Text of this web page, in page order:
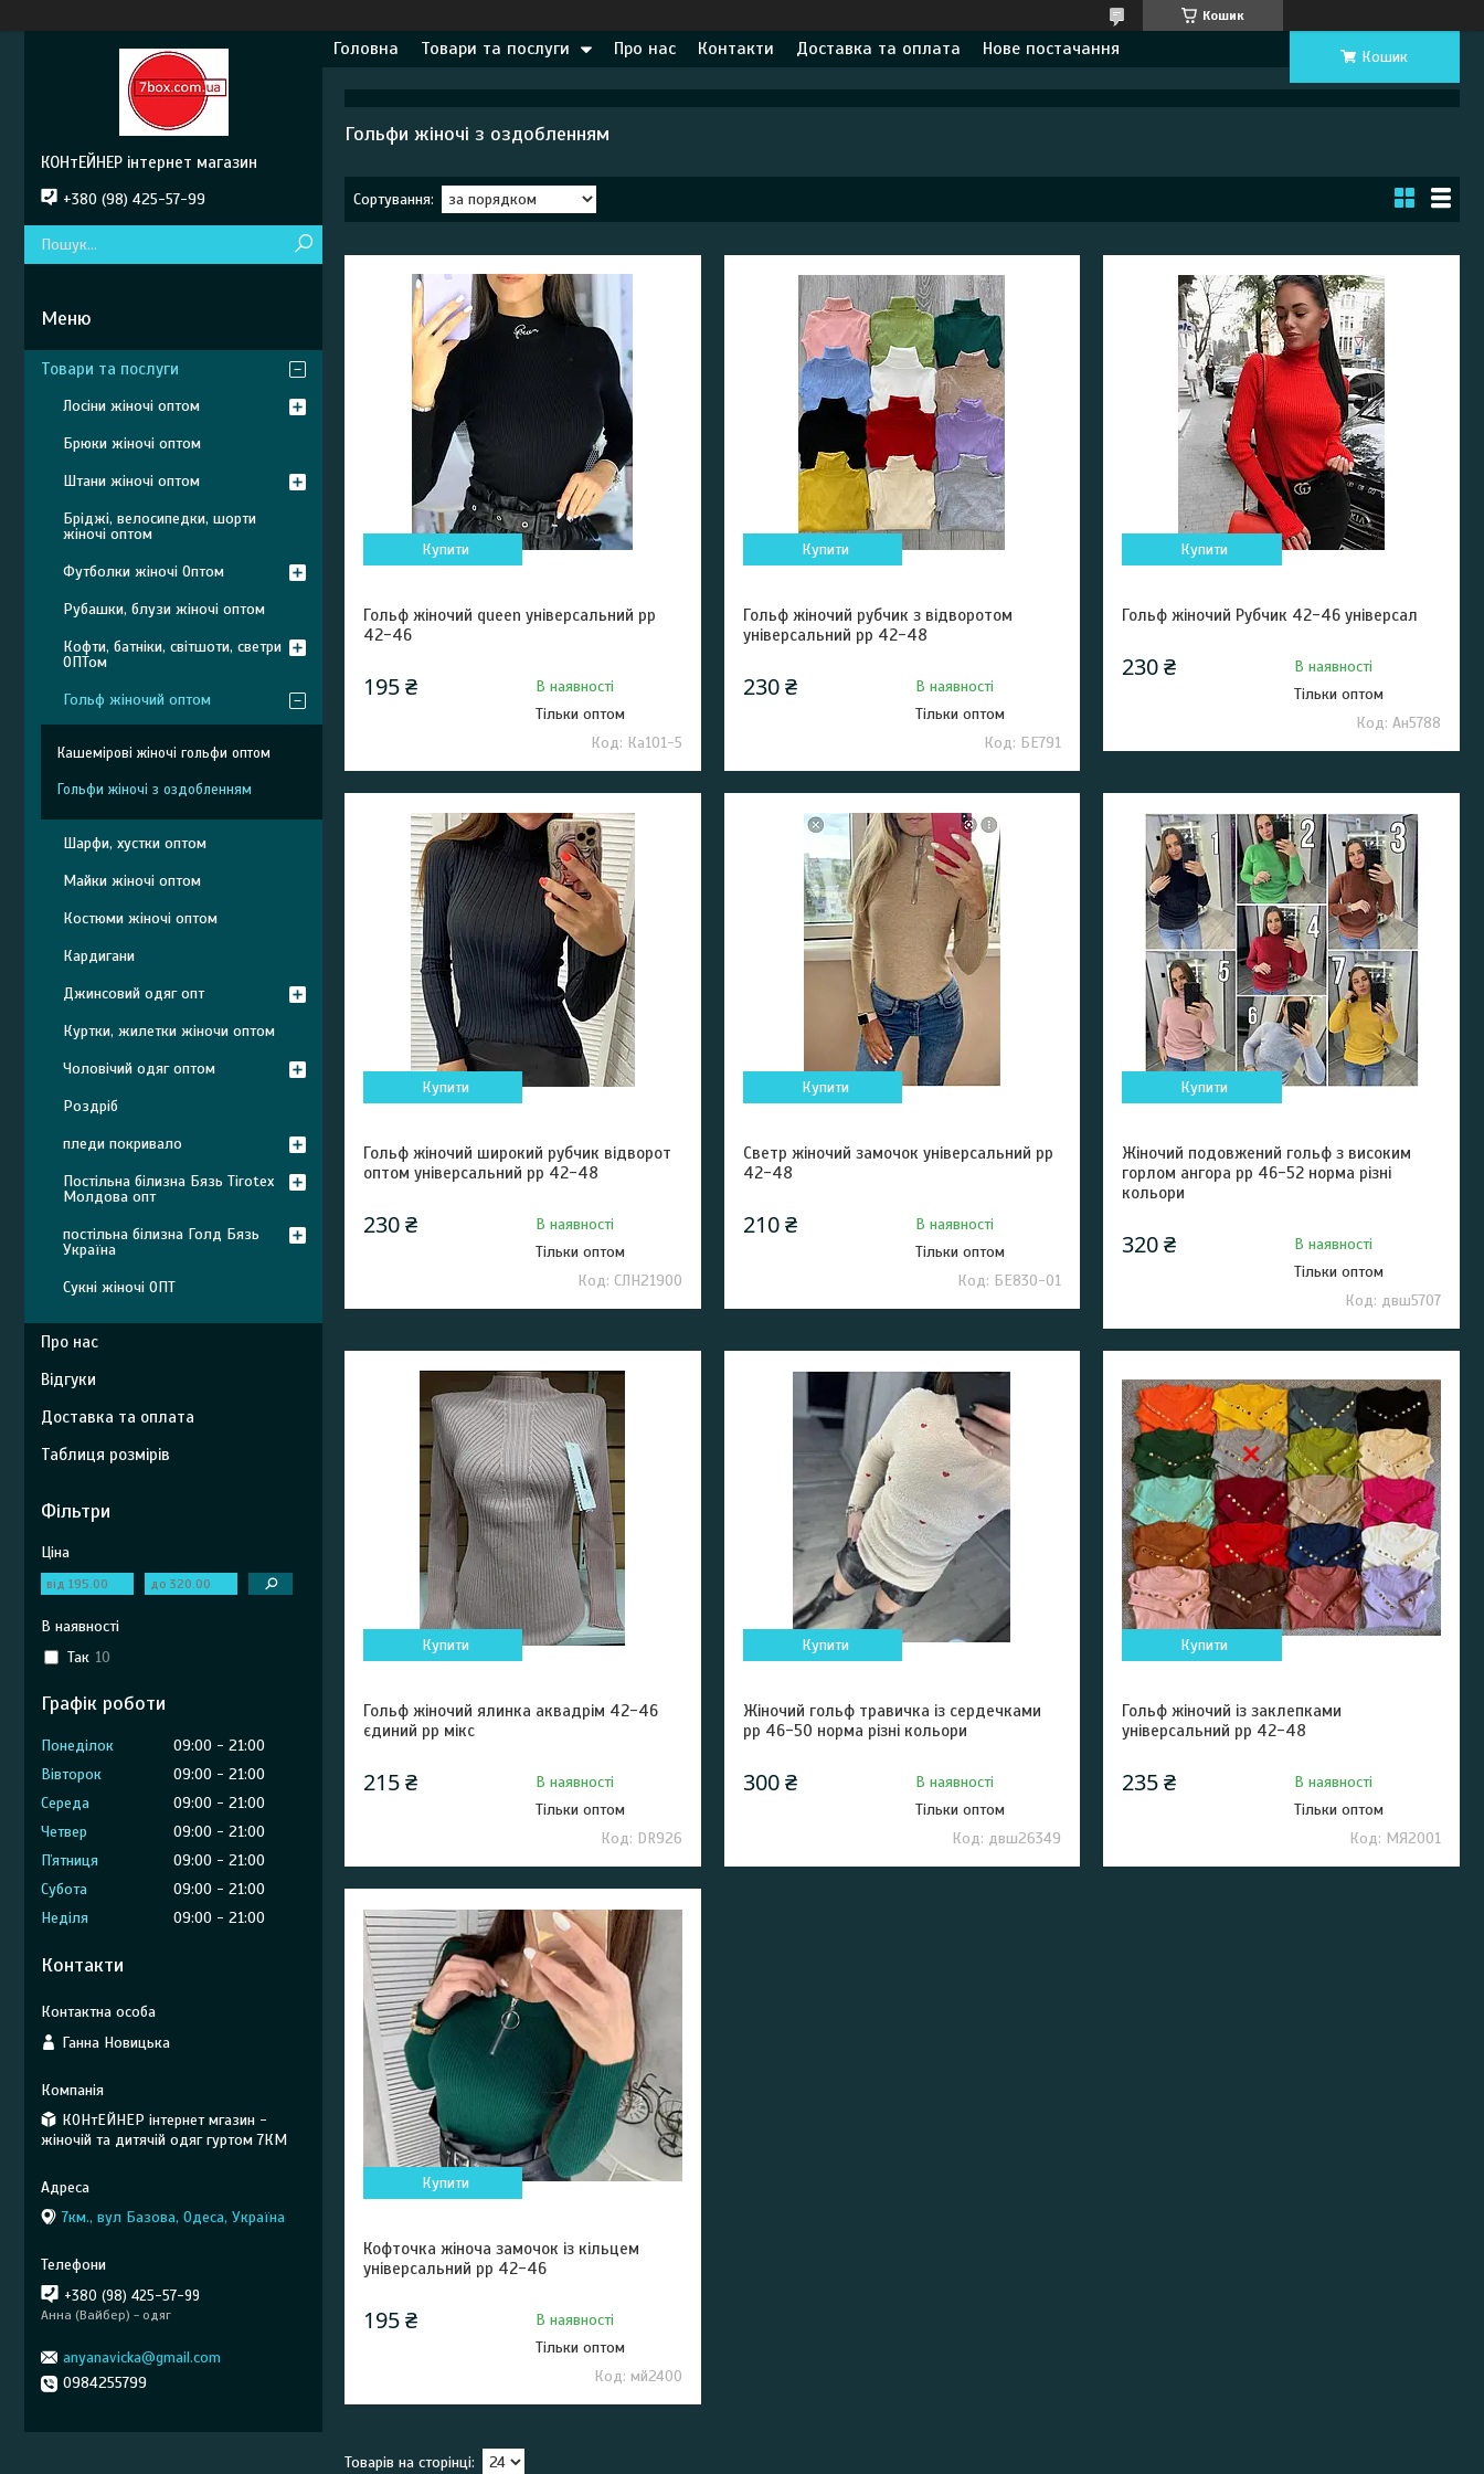
Кошик
Головна Товари та послуги Про нас Контакти Доставка та оплата Нове постачання Кошик
Гольфи жіночі з оздобленням
Купити
Гольф жіночий queen універсальний рр
42-46
195 ₴
В наявності
Тільки оптом
Ка101-5
Купити
Гольф жіночий рубчик з відворотом
універсальний рр 42-48
230 ₴
В наявності
Тільки оптом
БЕ791
Купити
Гольф жіночий Рубчик 42-46 універсал
230 ₴
В наявності
Тільки оптом
Ан5788
Купити
Гольф жіночий широкий рубчик відворот
оптом універсальний рр 42-48
230 ₴
В наявності
Тільки оптом
СЛН21900
Купити
Светр жіночий замочок універсальний рр
42-48
210 ₴
В наявності
Тільки оптом
БЕ830-01
Купити
Жіночий подовжений гольф з високим
горлом ангора рр 46-52 норма різні
кольори
320 ₴
В наявності
Тільки оптом
двш5707
Купити
Гольф жіночий ялинка аквадрім 42-46
єдиний рр мікс
215 ₴
В наявності
Тільки оптом
DR926
Купити
Жіночий гольф травичка із сердечками
рр 46-50 норма різні кольори
300 ₴
В наявності
Тільки оптом
двш26349
Купити
Гольф жіночий із заклепками
універсальний рр 42-48
235 ₴
В наявності
Тільки оптом
МЯ2001
Купити
Кофточка жіноча замочок із кільцем
універсальний рр 42-46
195 ₴
В наявності
Тільки оптом
мй2400
КОНтЕЙНЕР інтернет магазин
+380 (98) 425-57-99
Товари та послуги
Лосіни жіночі оптом
Брюки жіночі оптом
Штани жіночі оптом
Бріджі, велосипедки, шорти
жіночі оптом
Футболки жіночі Оптом
Рубашки, блузи жіночі оптом
Кофти, батніки, світшоти, светри
ОПТом
Гольф жіночий оптом
Кашемірові жіночі гольфи оптом
Гольфи жіночі з оздобленням
Шарфи, хустки оптом
Майки жіночі оптом
Костюми жіночі оптом
Кардигани
Джинсовий одяг опт
Куртки, жилетки жіночи оптом
Чоловічий одяг оптом
Роздріб
пледи покривало
Постільна білизна Бязь Tirotex
Молдова опт
постільна білизна Голд Бязь
Україна
Сукні жіночі ОПТ
Про нас
Відгуки
Доставка та оплата
Таблиця розмірів
Фільтри
Ціна
В наявності
Так 10
Графік роботи
Понеділок 09:00
21:00
Вівторок
09:00
21:00
Середа
09:00
21:00
Четвер
09:00
21:00
Пʼятниця
09:00
21:00
Субота
09:00
21:00
Неділя
09:00 21:00
Контакти
Ганна Новицька
КОНтЕЙНЕР інтернет мгазин -
жіночій та дитячій одяг гуртом 7КМ
7км., вул Базова, Одеса, Україна
+380 (98) 425-57-99
Анна (Вайбер) - одяг
anyanavicka@gmail.com
0984255799